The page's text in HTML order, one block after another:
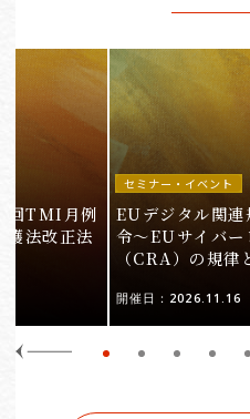
回TMI月例
護法改正法
セミナー・イベント
EUデジタル関連
令〜EUサイバー
（CRA）の規律
開催日：2026.11.16